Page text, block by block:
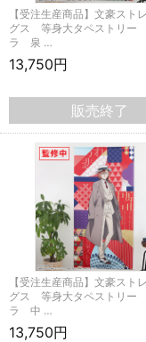
【受注生産商品】文豪スト
グス 等身大タペストリー
ラ 泉 …
13,750円
販売終了
【受注生産商品】文豪スト
グス 等身大タペストリー
ラ 中 …
13,750円